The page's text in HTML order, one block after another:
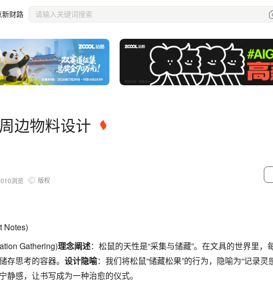
新财路
边物料设计
浏览 版权
Notes)
Gathering)理念阐述：松鼠的天性是“采集与储藏”。在文具的世界里，
存思考的容器。 设计隐喻：我们将松鼠“储藏松果”的行为，隐喻为“记录灵
静感，让书写成为一种治愈的仪式。